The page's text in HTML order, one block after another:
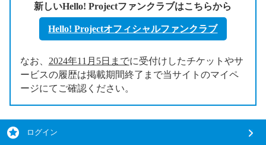
新しいHello! Projectファンクラブはこちらから
Hello! Projectオフィシャルファンクラブ
なお、 2024年11月5日までに受付けしたチケットやサ
ービスの履歴は掲載期間終了まで当サイトのマイペ
ージにてご確認ください。
ログイン